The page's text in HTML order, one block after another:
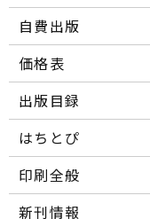
自費出版
価格表
出版目録
はちとぴ
印刷全般
新刊情報